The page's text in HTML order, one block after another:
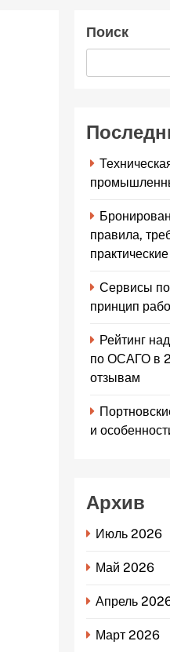
Поиск
правила,
Сервисы
принцип
Рейтинг
по ОСАГО в
отзывам
и
Архив
Июль 2026
Май 2026
Апрель
Март 2026